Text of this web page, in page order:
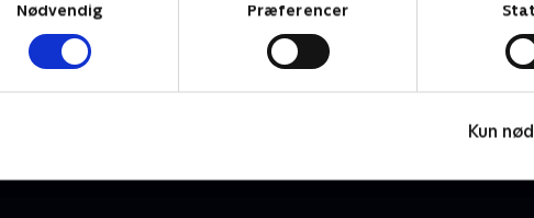
Nødvendig
Præferencer
Kun